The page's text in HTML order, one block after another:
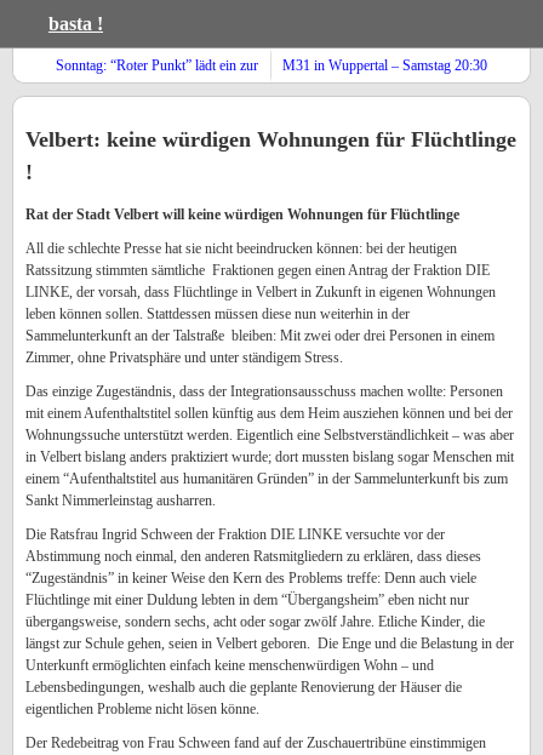
basta !
Sonntag: “Roter Punkt” lädt ein zur
Diskussion
M31 in Wuppertal – Samstag 20:30
Uhr: Demo
Velbert: keine würdigen Wohnungen für Flüchtlinge
!
Rat der Stadt Velbert will keine würdigen Wohnungen für Flüchtlinge
All die schlechte Presse hat sie nicht beeindrucken können: bei der heutigen
Ratssitzung stimmten sämtliche Fraktionen gegen einen Antrag der Fraktion DIE
LINKE, der vorsah, dass Flüchtlinge in Velbert in Zukunft in eigenen Wohnungen
leben können sollen. Stattdessen müssen diese nun weiterhin in der
Sammelunterkunft an der Talstraße bleiben: Mit zwei oder drei Personen in einem
Zimmer, ohne Privatsphäre und unter ständigem Stress.
Das einzige Zugeständnis, dass der Integrationsausschuss machen wollte: Personen
mit einem Aufenthaltstitel sollen künftig aus dem Heim ausziehen können und bei der
Wohnungssuche unterstützt werden. Eigentlich eine Selbstverständlichkeit – was aber
in Velbert bislang anders praktiziert wurde; dort mussten bislang sogar Menschen mit
einem “Aufenthaltstitel aus humanitären Gründen” in der Sammelunterkunft bis zum
Sankt Nimmerleinstag ausharren.
Die Ratsfrau Ingrid Schween der Fraktion DIE LINKE versuchte vor der
Abstimmung noch einmal, den anderen Ratsmitgliedern zu erklären, dass dieses
“Zugeständnis” in keiner Weise den Kern des Problems treffe: Denn auch viele
Flüchtlinge mit einer Duldung lebten in dem “Übergangsheim” eben nicht nur
übergangsweise, sondern sechs, acht oder sogar zwölf Jahre. Etliche Kinder, die
längst zur Schule gehen, seien in Velbert geboren. Die Enge und die Belastung in der
Unterkunft ermöglichten einfach keine menschenwürdigen Wohn – und
Lebensbedingungen, weshalb auch die geplante Renovierung der Häuser die
eigentlichen Probleme nicht lösen könne.
Der Redebeitrag von Frau Schween fand auf der Zuschauertribüne einstimmigen